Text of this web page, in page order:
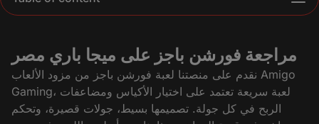
مراجعة فورشن باجز على ميجا باري مصر
نقدم على منصتنا لعبة فورشن باجز من مزود الألعاب Amigo
Gaming، لعبة سريعة تعتمد على اختيار الأكياس ومضاعفات
الربح في كل جولة. تصميمها بسيط، جولات قصيرة، وتحكم